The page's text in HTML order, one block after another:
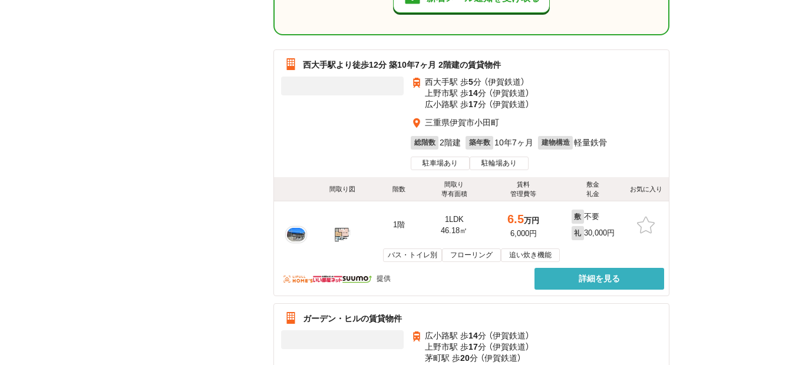
西大手駅より徒歩12分 築10年7ヶ月 2階建の賃貸物件
西大手駅 歩5分 （伊賀鉄道）
上野市駅 歩14分 （伊賀鉄道）
広小路駅 歩17分 （伊賀鉄道）
三重県伊賀市小田町
総階数 2階建 築年数 10年7ヶ月 建物構造 軽量鉄骨
駐車場あり 駐輪場あり
間取り図 階数
間取り
専有面積
賃料
管理費等
敷金
礼金
お気に入り
1階
1LDK
46.18㎡
6.5万円
6,000円
敷 不要
礼 30,000円
バス・トイレ別 フローリング 追い炊き機能
提供 詳細を見る
ガーデン・ヒルの賃貸物件
広小路駅 歩14分 （伊賀鉄道）
上野市駅 歩17分 （伊賀鉄道）
茅町駅 歩20分 （伊賀鉄道）